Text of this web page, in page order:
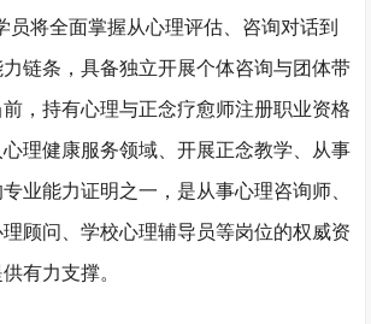
员将全面掌握从心理评估、咨询对话到
链条，具备独立开展个体咨询与团体带
，持有心理与正念疗愈师注册职业资格
理健康服务领域、开展正念教学、从事
业能力证明之一，是从事心理咨询师、
顾问、学校心理辅导员等岗位的权威资
有力支撑。